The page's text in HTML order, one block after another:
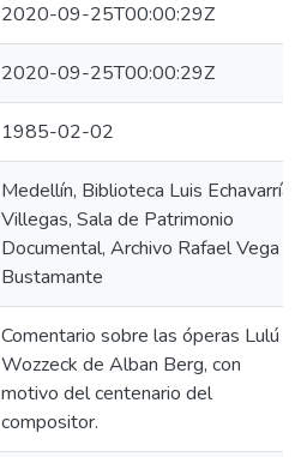
2020-09-25T00:00:29Z
2020-09-25T00:00:29Z
1985-02-02
Medellín, Biblioteca Luis Echavarría
Villegas, Sala de Patrimonio
Documental, Archivo Rafael Vega
Bustamante
Comentario sobre las óperas Lulú y
Wozzeck de Alban Berg, con
motivo del centenario del
compositor.